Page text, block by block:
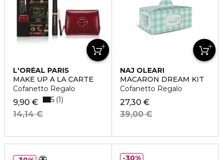
L'ORÉAL PARIS
MAKE UP À LA CARTE
Cofanetto Regalo
9,90 €
14,14 €
5 1
NAJ OLEARI
MACARON DREAM KIT
Cofanetto Regalo
27,30 €
39,00 €